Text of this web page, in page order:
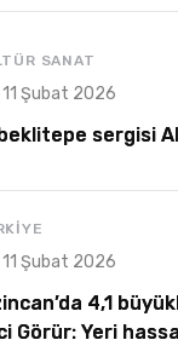
SANAT
11 Şubat 2026
sergisi
11 Şubat 2026
4,1
Görür: Yeri